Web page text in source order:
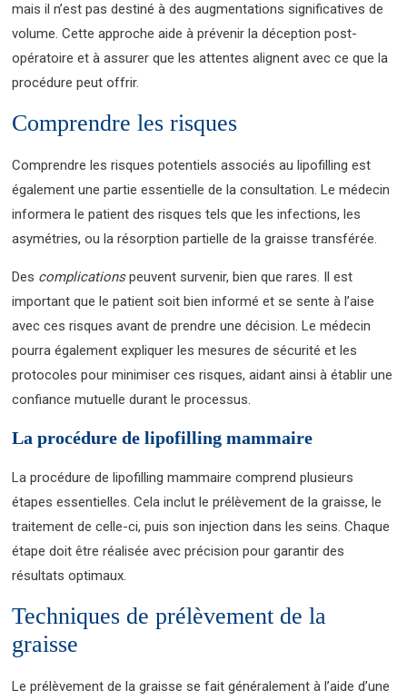
mais il n’est pas destiné à des augmentations significatives de
volume. Cette approche aide à prévenir la déception post-
opératoire et à assurer que les attentes alignent avec ce que la
procédure peut offrir.
Comprendre les risques
Comprendre les risques potentiels associés au lipofilling est
également une partie essentielle de la consultation. Le médecin
informera le patient des risques tels que les infections, les
asymétries, ou la résorption partielle de la graisse transférée.
Des complicationspeuvent survenir, bien que rares. Il est
important que le patient soit bien informé et se sente à l’aise
avec ces risques avant de prendre une décision. Le médecin
pourra également expliquer les mesures de sécurité et les
protocoles pour minimiser ces risques, aidant ainsi à établir une
confiance mutuelle durant le processus.
La procédure de lipofilling mammaire
La procédure de lipofilling mammaire comprend plusieurs
étapes essentielles. Cela inclut le prélèvement de la graisse, le
traitement de celle-ci, puis son injection dans les seins. Chaque
étape doit être réalisée avec précision pour garantir des
résultats optimaux.
Techniques de prélèvement de la
graisse
Le prélèvement de la graisse se fait généralement à l’aide d’une